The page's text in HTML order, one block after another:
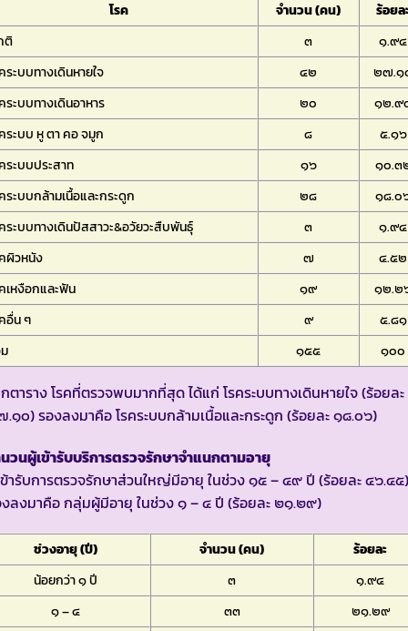
โรค จำนวน (คน)
ร้อยล
ติ
๓
๑.๙๔
ระบบทางเดินหายใจ
๔๒
๒๗.๑
ระบบทางเดินอาหาร
๒๐
๑๒.๙
ระบบ หู ตา คอ จมูก
๘
๕.๑๖
ระบบประสาท
๑๖
๑๐.๓
ระบบกล้ามเนื้อและกระดูก
๒๘
๑๘.๐
ระบบทางเดินปัสสาวะ&อวัยวะสืบพันธุ์
๓
๑.๙๔
ผิวหนัง
๗
๔.๕๒
เหงือกและฟัน
๑๙
๑๒.๒
อื่น ๆ
๙
๕.๘๑
๑๕๕ ๑๐๐
ตาราง โรคที่ตรวจพบมากที่สุด ได้แก่ โรคระบบทางเดินหายใจ (ร้อยละ
๑๐) รองลงมาคือ โรคระบบกล้ามเนื้อและกระดูก (ร้อยละ ๑๘.๐๖)
วนผู้เข้ารับบริการตรวจรักษาจำแนกตามอายุ
ารับการตรวจรักษาส่วนใหญ่มีอายุ ในช่วง ๑๕ – ๔๙ ปี (ร้อยละ ๔๖.๔๕)
ลงมาคือ กลุ่มผู้มีอายุ ในช่วง ๑ – ๔ ปี (ร้อยละ ๒๑.๒๙)
ช่วงอายุ (ปี) จำนวน (คน)
ร้อยละ
น้อยกว่า ๑ ปี
๓
๑.๙๔
๑ – ๔
๓๓
๒๑.๒๙